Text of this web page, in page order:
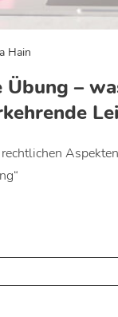
Hain
Übung –